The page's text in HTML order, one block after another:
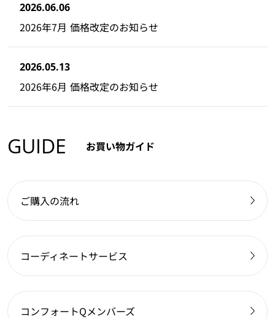
2026.06.06
2026年7月 価格改定のお知らせ
2026.05.13
2026年6月 価格改定のお知らせ
GUIDE お買い物ガイド
ご購入の流れ
コーディネートサービス
コンフォートQメンバーズ